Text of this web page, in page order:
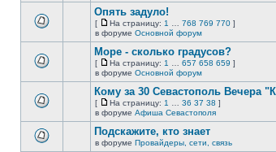
сообщений.
этой
непрочитанных
сообщений.
этой
непрочитанных
сообщений.
Опять задуло!
[
На
страницу
На страницу: 1 768 769 770 ]
в форуме Основной форум
этой
непрочитанных
сообщений.
Море - сколько градусов?
[
На
страницу
На страницу: 1 657 658 659 ]
в форуме Основной форум
этой
Кому за 30 Севастополь Вечера
[
На
страницу
На страницу: 1 36 37 38 ]
в форуме Афиша Севастополя
Подскажите, кто знает
в форуме Провайдеры, сети, связь